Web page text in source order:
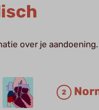
over je aandoening.